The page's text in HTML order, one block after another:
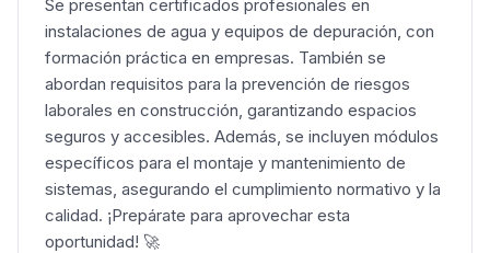
Se presentan certificados profesionales en
instalaciones de agua y equipos de depuración, con
formación práctica en empresas. También se
abordan requisitos para la prevención de riesgos
laborales en construcción, garantizando espacios
seguros y accesibles. Además, se incluyen módulos
específicos para el montaje y mantenimiento de
sistemas, asegurando el cumplimiento normativo y la
calidad. ¡Prepárate para aprovechar esta
oportunidad! 🚀